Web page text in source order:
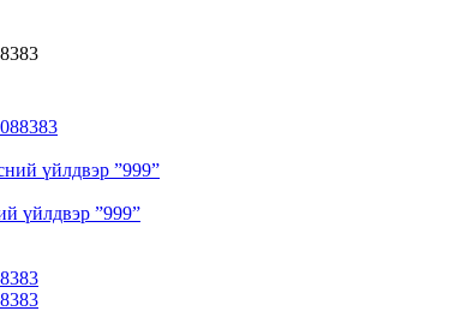
үйлдвэр ”999”